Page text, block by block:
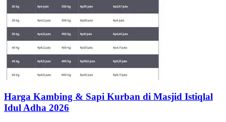
Harga Kambing & Sapi Kurban di Masjid Istiqlal